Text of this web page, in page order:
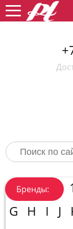
Бренды:
G
H I J
Хиты